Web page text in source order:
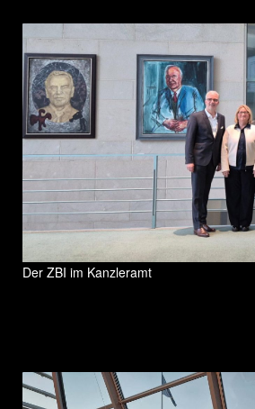
Der ZBI im Kanzleramt